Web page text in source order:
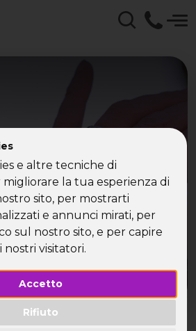
e altre tecniche di
la tua esperienza di
sito, per mostrarti
e annunci mirati, per
sul nostro sito, e per capire
nostri visitatori.
Accetto
Rifiuto
single a
di relax